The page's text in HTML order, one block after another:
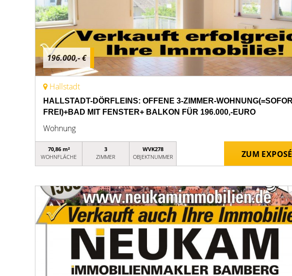
196.000,- €
Hallstadt
HALLSTADT-DÖRFLEINS: OFFENE 3-ZIMMER-
FREI)+BAD MIT FENSTER+ BALKON FÜR 196.000,-EURO
Wohnung
70,86 m²
WOHNFLÄCHE
3
ZIMMER
WVK278
OBJEKTNUMMER
ZUM EXPOSÉ